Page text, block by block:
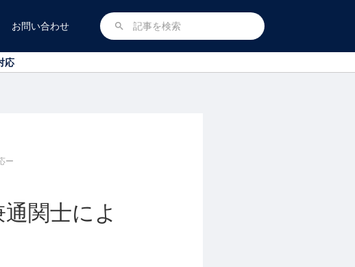
お問い合わせ search
ー
関士によ